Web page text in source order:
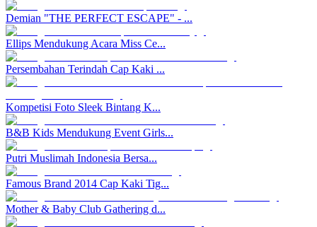
Demian "THE PERFECT ESCAPE" - ...
Ellips Mendukung Acara Miss Ce...
Persembahan Terindah Cap Kaki ...
Kompetisi Foto Sleek Bintang K...
B&B Kids Mendukung Event Girls...
Putri Muslimah Indonesia Bersa...
Famous Brand 2014 Cap Kaki Tig...
Mother & Baby Club Gathering d...